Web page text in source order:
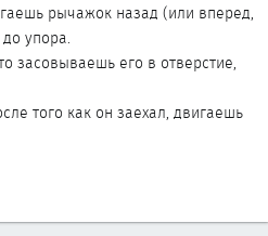
рычажок назад (или вперед,
упора.
засовываешь его в отверстие,
того как он заехал, двигаешь